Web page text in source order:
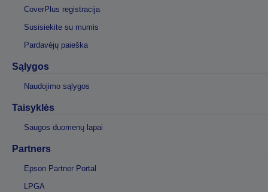
CoverPlus registracija
Susisiekite su mumis
Pardavėjų paieška
Sąlygos
Naudojimo sąlygos
Taisyklės
Saugos duomenų lapai
Partners
Epson Partner Portal
LPGA